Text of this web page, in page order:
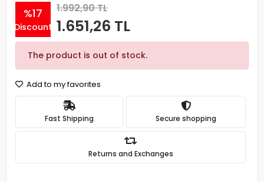
%17
Discount
1.992,90 TL
1.651,26 TL
The product is out of stock.
Add to my favorites
Fast Shipping Secure shopping
Returns and Exchanges